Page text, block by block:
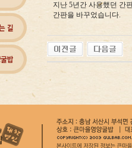
지난 5년간 사용했던 간
간판을 바꾸었습니다.